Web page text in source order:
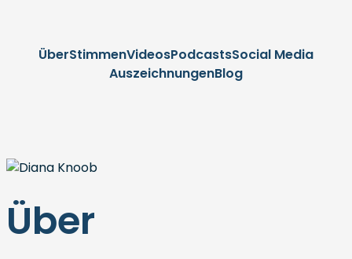
ÜberStimmenVideosPodcastsSocial Media
AuszeichnungenBlog
Über